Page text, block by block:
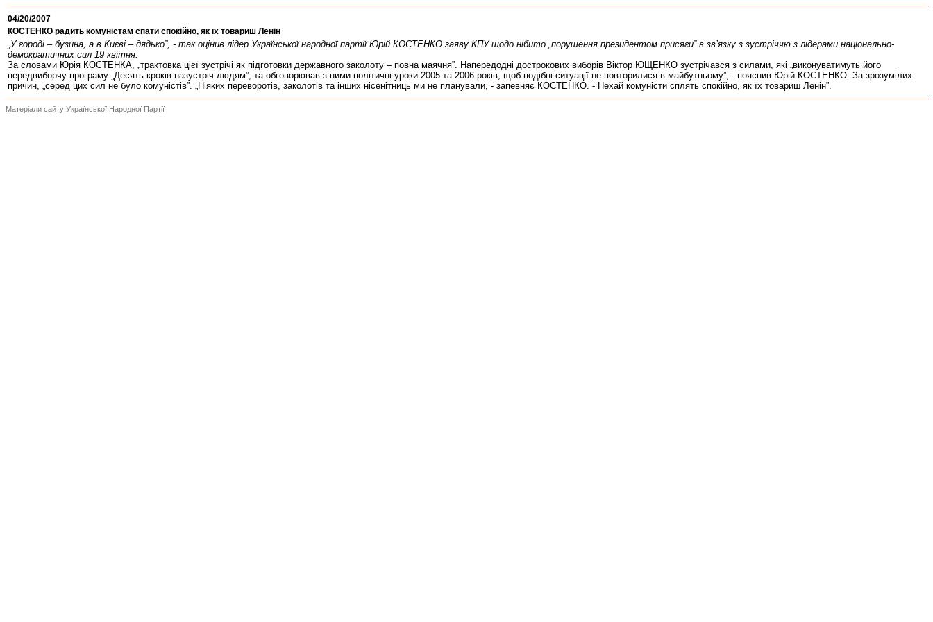
04/20/2007
КОСТЕНКО радить комуністам спати спокійно, як їх товариш Ленін
„У городі – бузина, а в Києві – дядько”, - так оцінив лідер Української народної партії Юрій КОСТЕНКО заяву КПУ щодо нібито „порушення президентом присяги” в зв’язку з зустріччю з лідерами національно-
демократичних сил 19 квітня.
За словами Юрія КОСТЕНКА, „трактовка цієї зустрічі як підготовки державного заколоту – повна маячня”. Напередодні дострокових виборів Віктор ЮЩЕНКО зустрічався з силами, які „виконуватимуть його
передвиборчу програму „Десять кроків назустріч людям”, та обговорював з ними політичні уроки 2005 та 2006 років, щоб подібні ситуації не повторилися в майбутньому”, - пояснив Юрій КОСТЕНКО. За зрозумілих
причин, „серед цих сил не було комуністів”. „Ніяких переворотів, заколотів та інших нісенітниць ми не планували, - запевняє КОСТЕНКО. - Нехай комуністи сплять спокійно, як їх товариш Ленін”.
Матеріали сайту Української Народної Партії